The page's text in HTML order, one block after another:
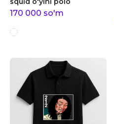
170 000 so'm